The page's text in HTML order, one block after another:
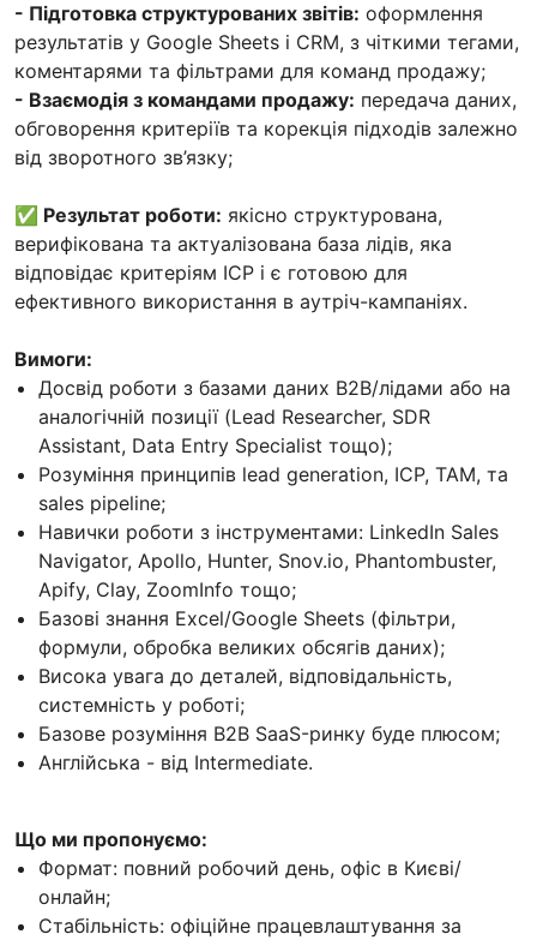
- Підготовка структурованих звітів: оформлення
результатів у Google Sheets і CRM, з чіткими тегами,
коментарями та фільтрами для команд продажу;
- Взаємодія з командами продажу: передача даних,
обговорення критеріїв та корекція підходів залежно
від зворотного зв’язку;
✅ Результат роботи: якісно структурована,
верифікована та актуалізована база лідів, яка
відповідає критеріям ICP і є готовою для
ефективного використання в аутріч-кампаніях.
Вимоги:
Досвід роботи з базами даних B2B/лідами або на
аналогічній позиції (Lead Researcher, SDR
Assistant, Data Entry Specialist тощо);
Розуміння принципів lead generation, ICP, TAM, та
sales pipeline;
Навички роботи з інструментами: LinkedIn Sales
Navigator, Apollo, Hunter, Snov.io, Phantombuster,
Apify, Clay, ZoomInfo тощо;
Базові знання Excel/Google Sheets (фільтри,
формули, обробка великих обсягів даних);
Висока увага до деталей, відповідальність,
системність у роботі;
Базове розуміння B2B SaaS-ринку буде плюсом;
Англійська - від Intermediate.
Що ми пропонуємо:
Формат: повний робочий день, офіс в Києві/
онлайн;
Стабільність: офіційне працевлаштування за